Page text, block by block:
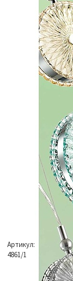
Артикул:
4861/1